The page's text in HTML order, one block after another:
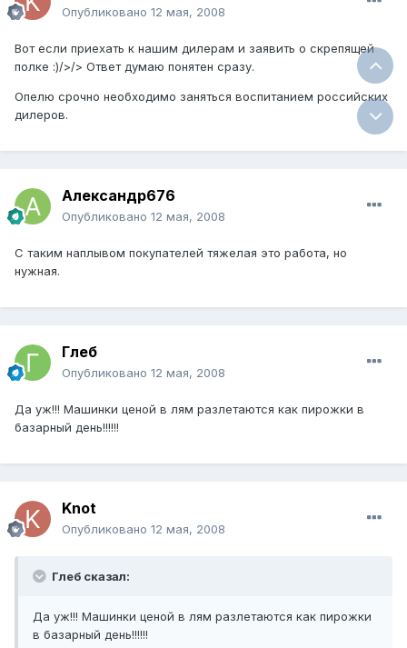
Опубликовано 12 мая, 2008
Вот если приехать к нашим дилерам и заявить о скрепящей
полке :)/>/> Ответ думаю понятен сразу.
Опелю срочно необходимо заняться воспитанием российских
дилеров.
Александр676
Опубликовано 12 мая, 2008
С таким наплывом покупателей тяжелая это работа, но
нужная.
Глеб
Опубликовано 12 мая, 2008
Да уж!!! Машинки ценой в лям разлетаются как пирожки в
базарный день!!!!!!
Knot
Опубликовано 12 мая, 2008
Глеб сказал:
Да уж!!! Машинки ценой в лям разлетаются как пирожки
в базарный день!!!!!!